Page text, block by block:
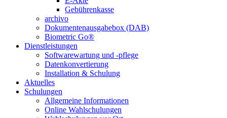
Gebührenkasse
archivo
Dokumentenausgabebox (DAB)
Biometric Go®
Dienstleistungen
Softwarewartung und -pflege
Datenkonvertierung
Installation & Schulung
Aktuelles
Schulungen
Allgemeine Informationen
Online Wahlschulungen